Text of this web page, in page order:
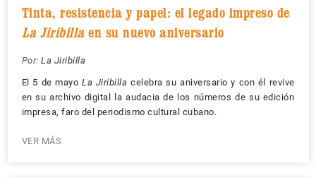
Tinta, resistencia y papel: el legado impreso de
La Jiribillaen su nuevo aniversario
Por: La Jiribilla
El 5 de mayo La Jiribilla celebra su aniversario y con él revive
en su archivo digital la audacia de los números de su edición
impresa, faro del periodismo cultural cubano.
VER MÁS